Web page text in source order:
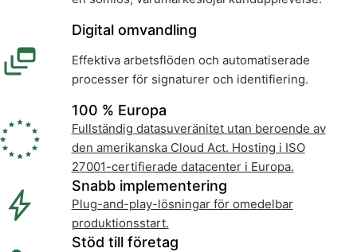
Digital omvandling
Effektiva arbetsflöden och automatiserade
processer för signaturer och identifiering.
100 % Europa
Fullständig datasuveränitet utan beroende av
den amerikanska Cloud Act. Hosting i ISO
27001-certifierade datacenter i Europa.
Snabb implementering
Plug-and-play-lösningar för omedelbar
produktionsstart.
Stöd till företag